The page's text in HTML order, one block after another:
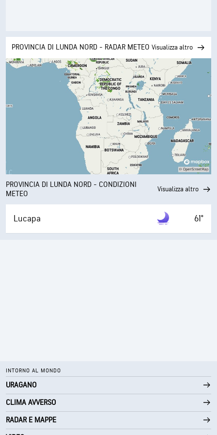
PROVINCIA DI LUNDA NORD - RADAR METEO Visualizza altro
PROVINCIA DI LUNDA NORD - CONDIZIONI
METEO
Visualizza altro
Lucapa 61°
INTORNO AL MONDO
URAGANO
CLIMA AVVERSO
RADAR E MAPPE